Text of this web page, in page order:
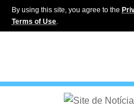
By using this site, you agree to the
Terms of Use.